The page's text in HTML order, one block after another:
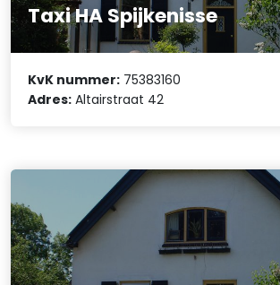
Taxi HA Spijkenisse
KvK nummer: 75383160
Adres: Altairstraat 42